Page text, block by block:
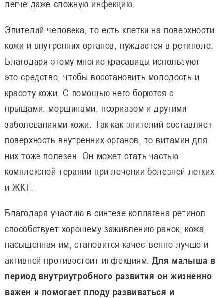
легче даже сложную инфекцию.
Эпителий человека, то есть клетки на поверхности
кожи и внутренних органов, нуждается в ретиноле.
Благодаря этому многие красавицы используют
это средство, чтобы восстановить молодость и
красоту кожи. С помощью него борются с
прыщами, морщинами, псориазом и другими
заболеваниями кожи. Так как эпителий составляет
поверхность внутренних органов, то витамин для
них тоже полезен. Он может стать частью
комплексной терапии при лечении болезней легких
и ЖКТ.
Благодаря участию в синтезе коллагена ретинол
способствует хорошему заживлению ранок, кожа,
насыщенная им, становится качественно лучше и
активней противостоит инфекциям. Для малыша в
период внутриутробного развития он жизненно
важен и помогает плоду развиваться и